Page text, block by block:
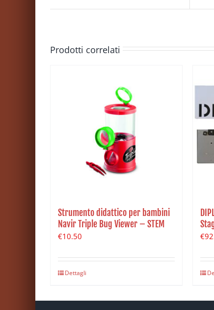
Prodotti correlati
Strumento didattico per bambini
Navir Triple Bug Viewer – STEM
€10.50
Dettagli
€